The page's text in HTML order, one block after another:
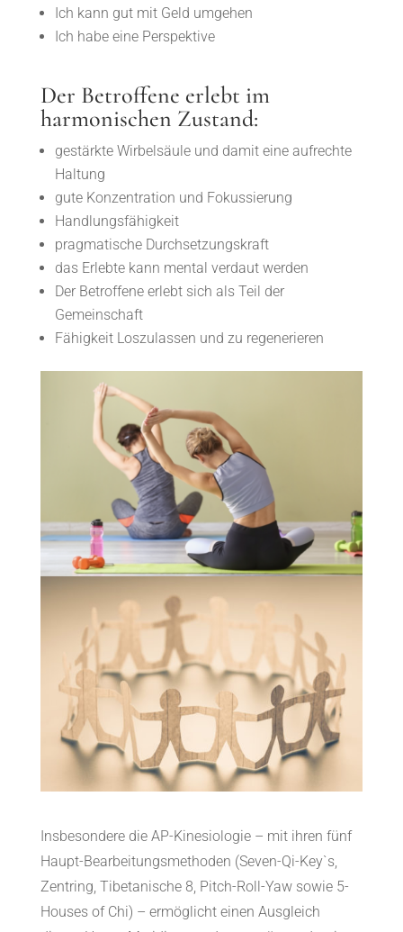
Ich kann gut mit Geld umgehen
Ich habe eine Perspektive
Der Betroffene erlebt im
harmonischen Zustand:
gestärkte Wirbelsäule und damit eine aufrechte
Haltung
gute Konzentration und Fokussierung
Handlungsfähigkeit
pragmatische Durchsetzungskraft
das Erlebte kann mental verdaut werden
Der Betroffene erlebt sich als Teil der
Gemeinschaft
Fähigkeit Loszulassen und zu regenerieren
Insbesondere die AP-Kinesiologie – mit ihren fünf
Haupt-Bearbeitungsmethoden (Seven-Qi-Key`s,
Zentring, Tibetanische 8, Pitch-Roll-Yaw sowie 5-
Houses of Chi) – ermöglicht einen Ausgleich